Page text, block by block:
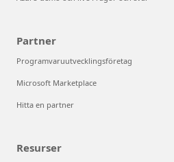
Partner
Programvaruutvecklingsföretag
Microsoft Marketplace
Hitta en partner
Resurser